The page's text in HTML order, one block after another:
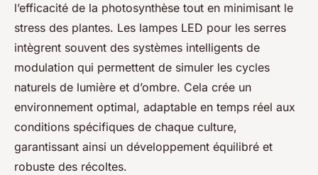
l’efficacité de la photosynthèse tout en minimisant le
stress des plantes. Les lampes LED pour les serres
intègrent souvent des systèmes intelligents de
modulation qui permettent de simuler les cycles
naturels de lumière et d’ombre. Cela crée un
environnement optimal, adaptable en temps réel aux
conditions spécifiques de chaque culture,
garantissant ainsi un développement équilibré et
robuste des récoltes.